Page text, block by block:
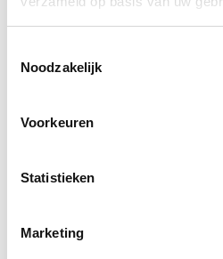
Noodzakelijk
Voorkeuren
Statistieken
Marketing
help je graag verder.
Ruben Wanschers
06 14 82 72 58